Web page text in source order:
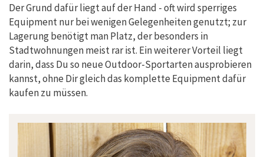
Der Grund dafür liegt auf der Hand - oft wird sperriges
Equipment nur bei wenigen Gelegenheiten genutzt; zur
Lagerung benötigt man Platz, der besonders in
Stadtwohnungen meist rar ist. Ein weiterer Vorteil liegt
darin, dass Du so neue Outdoor-Sportarten ausprobieren
kannst, ohne Dir gleich das komplette Equipment dafür
kaufen zu müssen.